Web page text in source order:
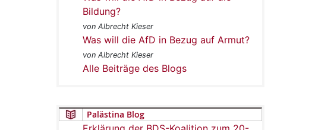
Bildung?
von Albrecht Kieser
Was will die AfD in Bezug auf Armut?
von Albrecht Kieser
Alle Beiträge des Blogs
Palästina Blog